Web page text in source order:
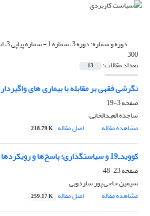
دوره و شماره:
300
تعداد مقالات: 13
نگرشی فقهی بر مقابله با بیماری های واگیردار
صفحه3-19
ساجده العبدالخانی
مشاهده مقاله
اصل مقاله 218.79 K
کوویدـ19 و سیاستگذاری؛ پاسخ‌ها و رویکردها
صفحه23-48
سیمین حاجی پور ساردویی
مشاهده مقاله
اصل مقاله 259.17 K